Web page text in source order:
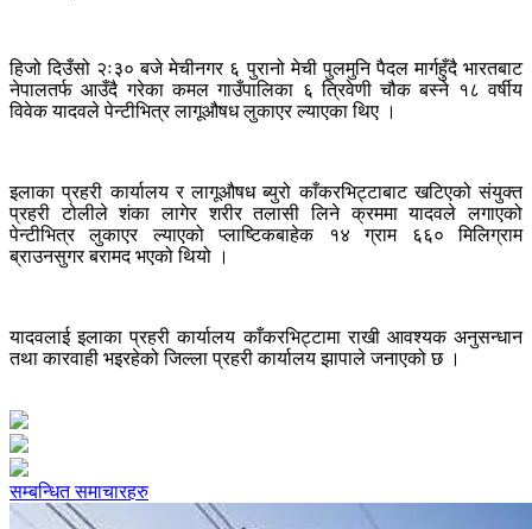
हिजो दिउँसो २ः३० बजे मेचीनगर ६ पुरानो मेची पुलमुनि पैदल मार्गहुँदै भारतबाट
नेपालतर्फ आउँदै गरेका कमल गाउँपालिका ६ त्रिवेणी चौक बस्ने १८ वर्षीय
विवेक यादवले पेन्टीभित्र लागूऔषध लुकाएर ल्याएका थिए ।
इलाका प्रहरी कार्यालय र लागूऔषध ब्युरो काँकरभिट्टाबाट खटिएको संयुक्त
प्रहरी टोलीले शंका लागेर शरीर तलासी लिने क्रममा यादवले लगाएको
पेन्टीभित्र लुकाएर ल्याएको प्लाष्टिकबाहेक १४ ग्राम ६६० मिलिग्राम
ब्राउनसुगर बरामद भएको थियो ।
यादवलाई इलाका प्रहरी कार्यालय काँकरभिट्टामा राखी आवश्यक अनुसन्धान
तथा कारवाही भइरहेको जिल्ला प्रहरी कार्यालय झापाले जनाएको छ ।
सम्बन्धित समाचारहरु